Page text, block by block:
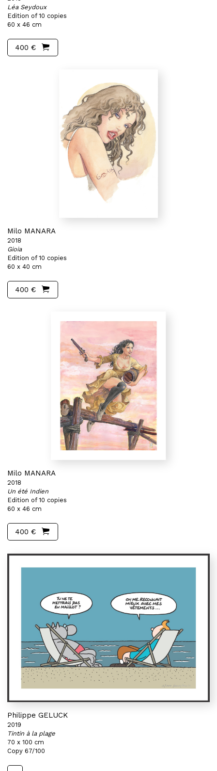
Léa Seydoux
Edition of 10 copies
60 x 46 cm
400 €
Milo MANARA
2018
Gioia
Edition of 10 copies
60 x 40 cm
400 €
Milo MANARA
2018
Un été Indien
Edition of 10 copies
60 x 46 cm
400 €
Philippe GELUCK
2019
Tintin à la plage
70 x 100 cm
Copy 67/100